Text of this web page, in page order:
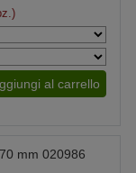
al carrello
mm 020986